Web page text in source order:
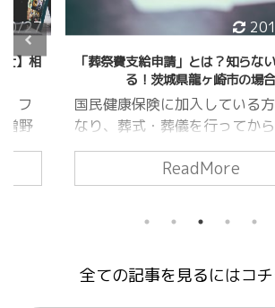
8/24
と損をす
亡く
2年間の
支給
所に
遺産分割協議書の「書き方」と
イントとは？
遺産分割協議書を作成する
があります。例えば被相続
た人）の銀行口座が死亡に
した場合、遺産分割協議書
凍結解除の手続きを進めて
とではかかる税金が相続に
ReadMore
全ての記事を見るにはコ